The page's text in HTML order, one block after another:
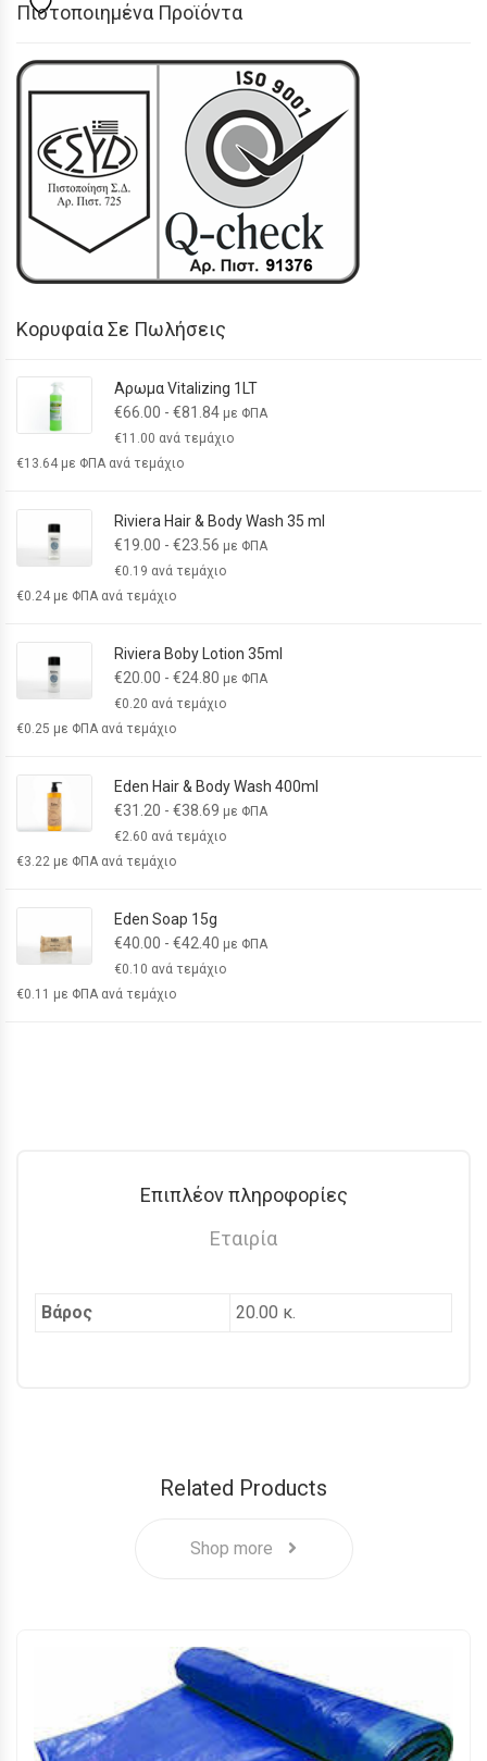
Πιστοποιημένα Προϊόντα
Κορυφαία Σε Πωλήσεις
Αρωμα Vitalizing 1LT
€66.00 - €81.84 με ΦΠΑ
€11.00 ανά τεμάχιο
€13.64 με ΦΠΑ ανά τεμάχιο
Riviera Hair & Body Wash 35 ml
€19.00 - €23.56 με ΦΠΑ
€0.19 ανά τεμάχιο
€0.24 με ΦΠΑ ανά τεμάχιο
Riviera Boby Lotion 35ml
€20.00 - €24.80 με ΦΠΑ
€0.20 ανά τεμάχιο
€0.25 με ΦΠΑ ανά τεμάχιο
Eden Hair & Body Wash 400ml
€31.20 - €38.69 με ΦΠΑ
€2.60 ανά τεμάχιο
€3.22 με ΦΠΑ ανά τεμάχιο
Eden Soap 15g
€40.00 - €42.40 με ΦΠΑ
€0.10 ανά τεμάχιο
€0.11 με ΦΠΑ ανά τεμάχιο
Επιπλέον πληροφορίες
Εταιρία
Βάρος 20.00 κ.
Related Products
Shop more